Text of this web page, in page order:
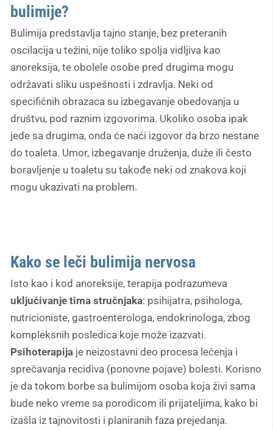
bulimije?
Bulimija predstavlja tajno stanje, bez preteranih
oscilacija u težini, nije toliko spolja vidljiva kao
anoreksija, te obolele osobe pred drugima mogu
održavati sliku uspešnosti i zdravlja. Neki od
specifičnih obrazaca su izbegavanje obedovanja u
društvu, pod raznim izgovorima. Ukoliko osoba ipak
jede sa drugima, onda će naći izgovor da brzo nestane
do toaleta. Umor, izbegavanje druženja, duže ili često
boravljenje u toaletu su takođe neki od znakova koji
mogu ukazivati na problem.
Kako se leči bulimija nervosa
Isto kao i kod anoreksije, terapija podrazumeva
uključivanje tima stručnjaka: psihijatra, psihologa,
nutricioniste, gastroenterologa, endokrinologa, zbog
kompleksnih posledica koje može izazvati.
Psihoterapija je neizostavni deo procesa lečenja i
sprečavanja recidiva (ponovne pojave) bolesti. Korisno
je da tokom borbe sa bulimijom osoba koja živi sama
bude neko vreme sa porodicom ili prijateljima, kako bi
izašla iz tajnovitosti i planiranih faza prejedanja.